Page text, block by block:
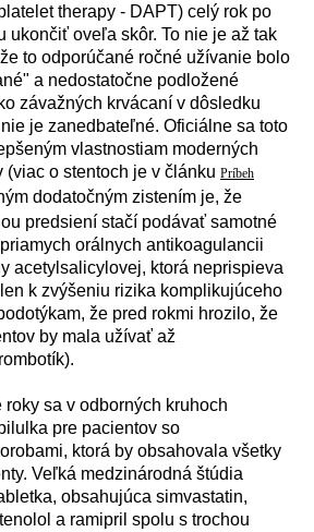
therapy - DAPT) cel ý rok po
ukončiť oveľa skôr. To nie je až tak
to odporúčané ročné užívanie bolo
é" a nedostatočne podložené
závažných krvácaní v dôsledku
je zanedbateľné. Oficiá lne sa toto
ým vlastnostiam moderných
(viac o stentoch je v čl ánku Príbeh
ým dodatočným zistením je, že
predsiení stačí podávať samotné
orá lnych antikoagulancii
acetylsalicylovej, ktorá neprispieva
k zvýšeniu rizika komplikujúceho
ýkam, že pred rokmi hrozilo, že
by mala užívať až
ík).
roky sa v odborných kruhoch
pre pacientov so
ktorá by obsahovala všetky
Veľká medzinárodná štúdia
obsahujúca simvastatin,
a ramipril spolu s trochou